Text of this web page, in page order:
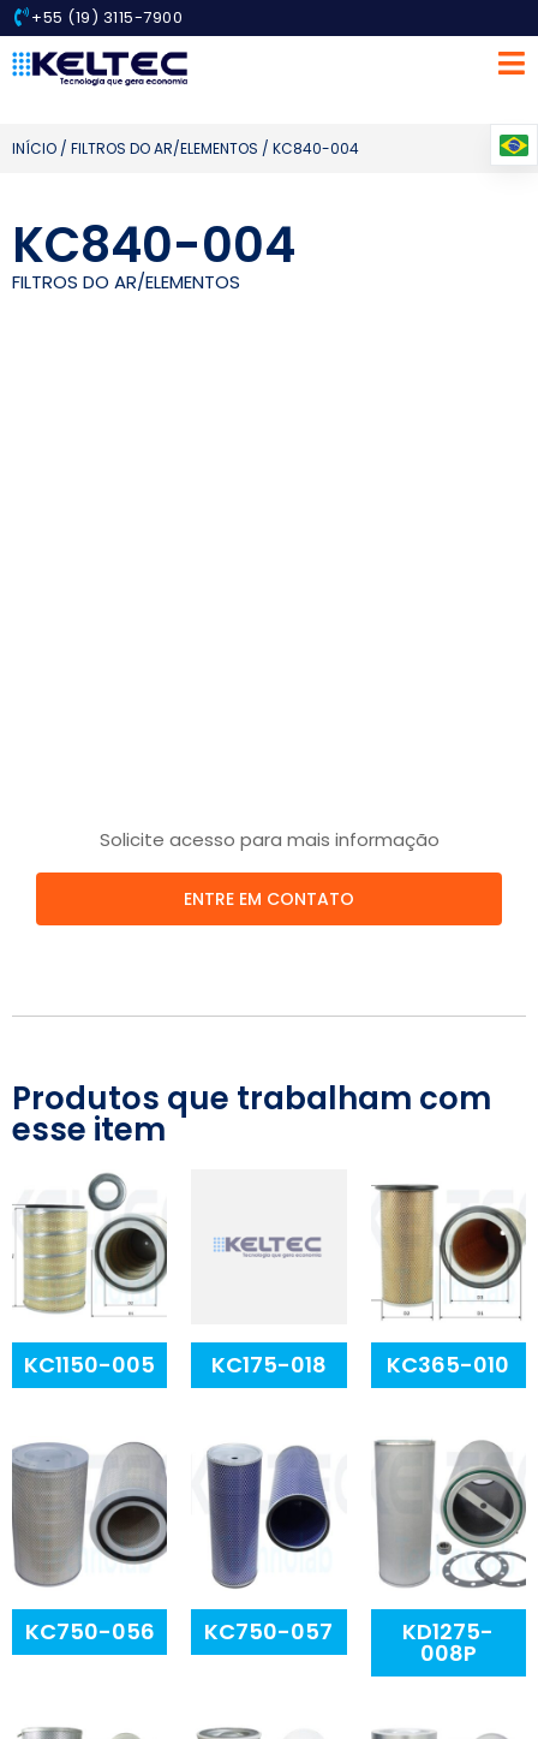
+55 (19) 3115-7900
INÍCIO / FILTROS DO AR/ELEMENTOS / KC840-004
KC840-004
FILTROS DO AR/ELEMENTOS
Solicite acesso para mais informação
ENTRE EM CONTATO
Produtos que trabalham com
esse item
KC1150-005 KC175-018 KC365-010
KC750-056 KC750-057 KD1275-
008P